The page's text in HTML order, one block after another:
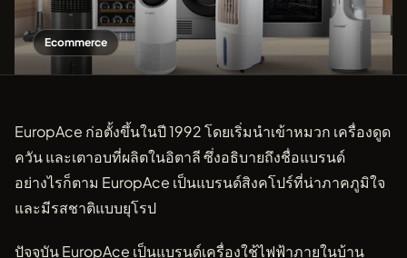
Ecommerce
EuropAce ก่อตั้งขึ้นในปี 1992 โดยเริ่มนำเข้าหมวก เครื่องดูด
ควัน และเตาอบที่ผลิตในอิตาลี ซึ่งอธิบายถึงชื่อแบรนด์
อย่างไรก็ตาม EuropAce เป็นแบรนด์สิงคโปร์ที่น่าภาคภูมิใจ
และมีรสชาติแบบยุโรป
ปัจจุบัน EuropAce เป็นแบรนด์เครื่องใช้ไฟฟ้าภายในบ้าน